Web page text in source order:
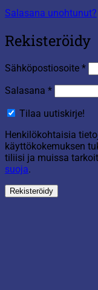
Salasana unohtunut?
Rekisteröidy
Sähköpostiosoite *
Salasana *Vaaditaan
Tilaa uutiskirje!
Henkilökohtaisia
käyttökokemuksen
tiliisi ja muissa
suoja.
Rekisteröidy